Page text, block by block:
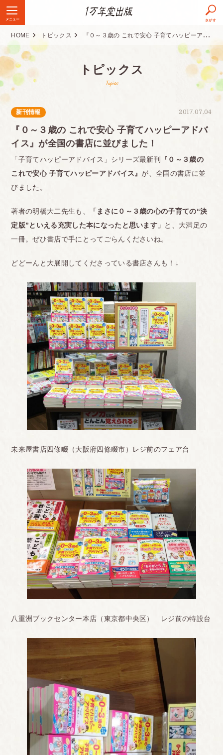
メニュー さがす
HOME トピックス 『０～３歳の これで安心 子育てハッピーアドバイス』が全国の書店に並びました！
トピックス
Topics
2017.07.04
新刊情報
『０～３歳の これで安心 子育てハッピーアドバ
イス』が全国の書店に並びました！
「子育てハッピーアドバイス」シリーズ最新刊
『０～３歳の
これで安心 子育てハッピーアドバイス』が、全国の書店に並
びました。
著者の明橋大二先生も、
「まさに０～３歳の心の子育ての“決
定版”といえる充実した本になったと思います」 と、大満足の
一冊。ぜひ書店で手にとってごらんくださいね。
どどーんと大展開してくださっている書店さんも！ ↓
未来屋書店四條畷（大阪府四條畷市）レジ前のフェア台
八重洲ブックセンター本店（東京都中央区） レジ前の特設台